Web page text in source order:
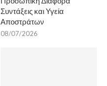
Συντάξεις και Υγεία
Αποστράτων
08/07/2026